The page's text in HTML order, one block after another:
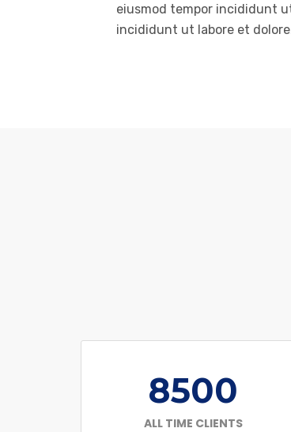
eiusmod tempor incididunt
incididunt ut labore et
8500
ALL TIME CLIENTS